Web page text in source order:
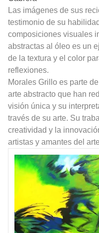
Las imágenes de sus
testimonio de su
composiciones visuales
abstractas al óleo es un
de la textura y el color
reflexiones.
Morales Grillo es parte
arte abstracto que han
visión única y su
través de su arte. Su
creatividad y la
artistas y amantes del